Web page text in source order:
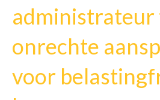
administrateur
onrechte
voor